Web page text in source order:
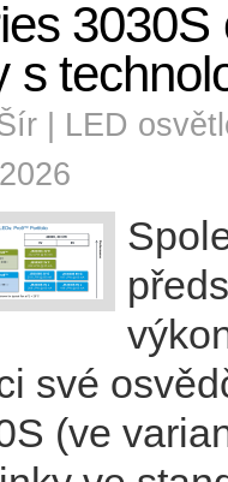
s
| LED
své
(ve